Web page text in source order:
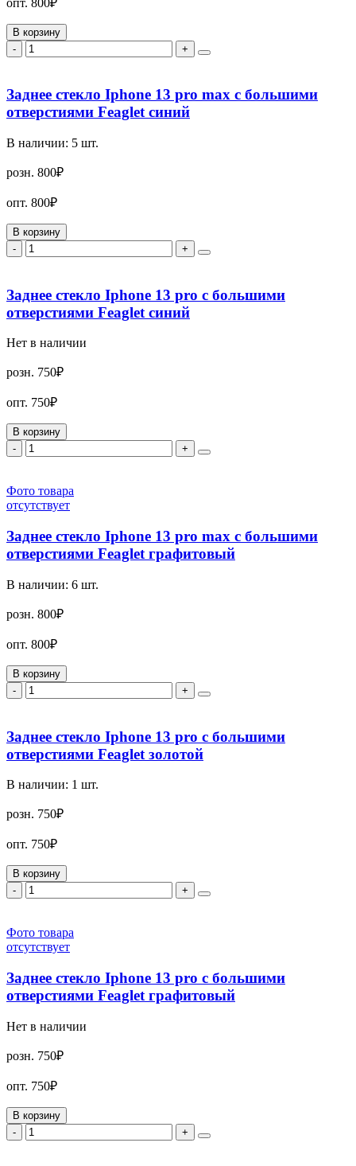
В корзину
-
+
Заднее стекло Iphone 13 pro max с большими
отверстиями Feaglet синий
В наличии: 5 шт.
розн. 800₽
опт. 800₽
В корзину
-
+
Заднее стекло Iphone 13 pro с большими
отверстиями Feaglet синий
Нет в наличии
розн. 750₽
опт. 750₽
В корзину
-
+
Фото товара
отсутствует
Заднее стекло Iphone 13 pro max с большими
отверстиями Feaglet графитовый
В наличии: 6 шт.
розн. 800₽
опт. 800₽
В корзину
-
+
Заднее стекло Iphone 13 pro с большими
отверстиями Feaglet золотой
В наличии: 1 шт.
розн. 750₽
опт. 750₽
В корзину
-
+
Фото товара
отсутствует
Заднее стекло Iphone 13 pro с большими
отверстиями Feaglet графитовый
Нет в наличии
розн. 750₽
опт. 750₽
В корзину
-
+